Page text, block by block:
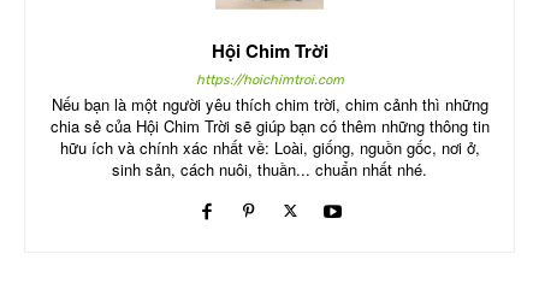
Hội Chim Trời
https://hoichimtroi.com
Nếu bạn là một người yêu thích chim trời, chim cảnh thì những
chia sẻ của Hội Chim Trời sẽ giúp bạn có thêm những thông tin
hữu ích và chính xác nhất về: Loài, giống, nguồn gốc, nơi ở,
sinh sản, cách nuôi, thuần... chuẩn nhất nhé.